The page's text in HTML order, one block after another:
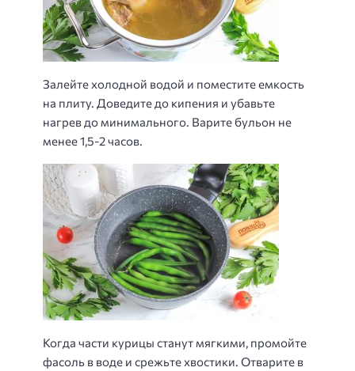
Залейте холодной водой и поместите емкость
на плиту. Доведите до кипения и убавьте
нагрев до минимального. Варите бульон не
менее 1,5-2 часов.
Когда части курицы станут мягкими, промойте
фасоль в воде и срежьте хвостики. Отварите в